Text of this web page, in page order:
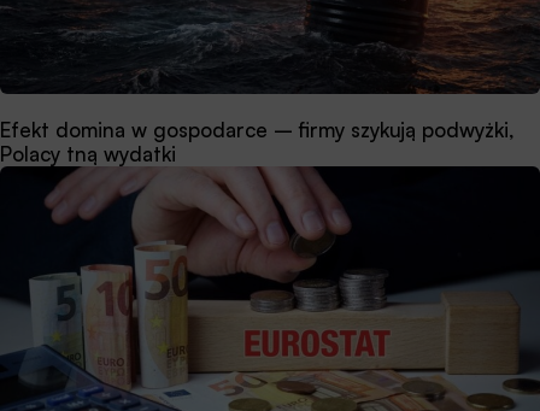
Efekt domina w gospodarce – firmy szykują podwyżki,
Polacy tną wydatki